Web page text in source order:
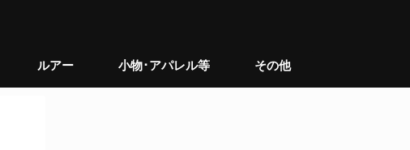
ルアー 小物･アパレル等 その他